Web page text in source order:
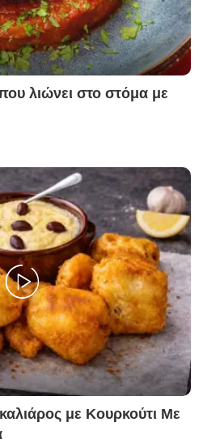
λιώνει στο στόμα με
με Κουρκούτι Με